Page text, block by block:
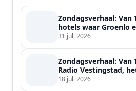
Zondagsverhaal: Van
hotels waar Groenlo
31 juli 2026
Zondagsverhaal: Van
Radio Vestingstad,
de streek
18 juli 2026